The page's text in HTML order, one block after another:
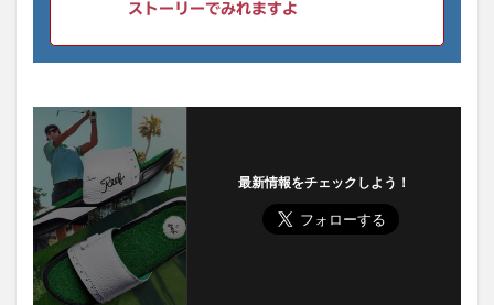
ストーリーでみれますよ
最新情報をチェックしよう！